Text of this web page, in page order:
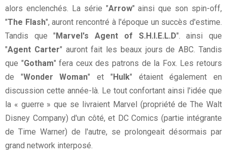
alors enclenchés. La série "Arrow" ainsi que son spin-off,
"The Flash", auront rencontré à l'époque un succès d'estime.
Tandis que "Marvel's Agent of S.H.I.E.L.D". ainsi que
"Agent Carter" auront fait les beaux jours de ABC. Tandis
que "Gotham" fera ceux des patrons de la Fox. Les retours
de "Wonder Woman" et "Hulk" étaient également en
discussion cette année-là. Le tout confortant ainsi l'idée que
la « guerre » que se livraient Marvel (propriété de The Walt
Disney Company) d'un côté, et DC Comics (partie intégrante
de Time Warner) de l'autre, se prolongeait désormais par
grand network interposé.